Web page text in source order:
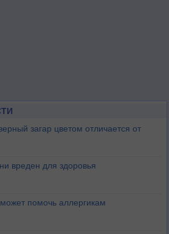
загар цветом отличается от
вреден для здоровья
помочь аллергикам